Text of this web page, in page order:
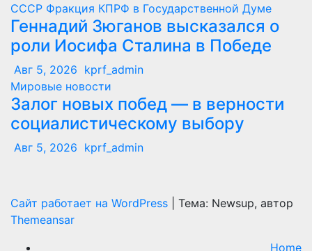
СССР Фракция КПРФ в Государственной Думе
Геннадий Зюганов высказался о
роли Иосифа Сталина в Победе
Авг 5, 2026 kprf_admin
Мировые новости
Залог новых побед — в верности
социалистическому выбору
Авг 5, 2026 kprf_admin
Сайт работает на WordPress
Тема: Newsup, автор
Themeansar
Home